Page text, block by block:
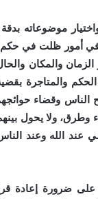
موضوعاته
في أمور ظلت في
والمكان
والمتاجرة
وقضاء
وطرق، ولا يحول
الله وعند الناس
ضرورة إعادة